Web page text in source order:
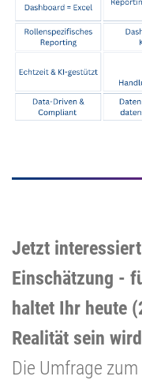
Jetzt
Einschätzung -
haltet Ihr heute
Realität sein
Die Umfrage